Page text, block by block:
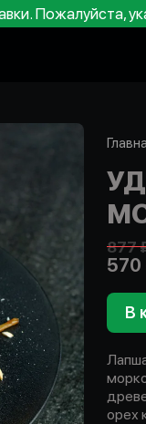
Пожалуйста,
877
570
В
орех